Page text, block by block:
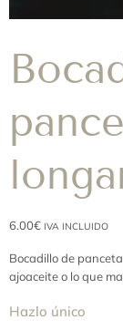
6.00€ IVA INCLUIDO
Bocadillo de
ajoaceite o lo que
Hazlo único